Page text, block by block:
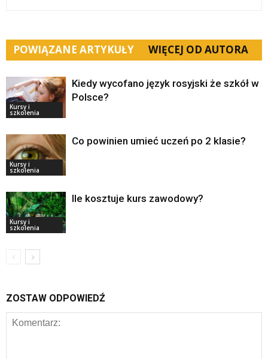
POWIĄZANE ARTYKUŁY WIĘCEJ OD AUTORA
Kursy i
szkolenia
Kiedy wycofano język rosyjski że szkół w
Polsce?
Kursy i
szkolenia
Co powinien umieć uczeń po 2 klasie?
Kursy i
szkolenia
Ile kosztuje kurs zawodowy?
ZOSTAW ODPOWIEDŹ